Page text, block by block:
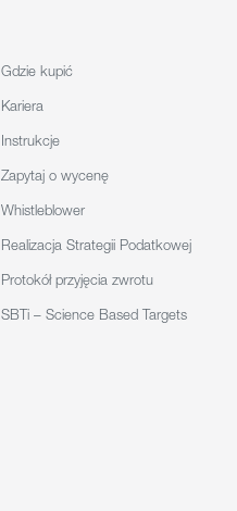
Gdzie kupić
Kariera
Instrukcje
Zapytaj o wycenę
Whistleblower
Realizacja Strategii Podatkowej
Protokół przyjęcia zwrotu
SBTi – Science Based Targets